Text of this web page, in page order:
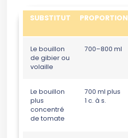
SUBSTITUT PROPORTION
Le bouillon
de gibier ou
volaille
700–800 ml
Le bouillon
plus
concentré
de tomate
700 ml plus
1 c. à s.